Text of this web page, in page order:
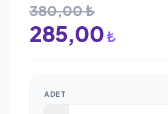
380,00 ₺
285,00 ₺
ADET